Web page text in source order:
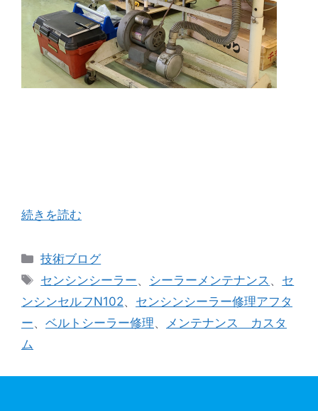
続きを読む
カ
テ
リ
ー
技術ブログ
タ
グ
センシンシーラー、 シーラーメンテナンス 、 セ
ンシンセルフN102、 センシンシーラー修理アフタ
ー、 ベルトシーラー修理、
メンテナンス カスタ
ム